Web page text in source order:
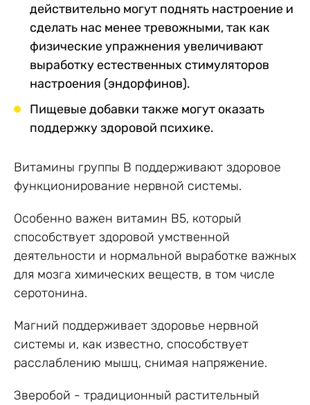
действительно могут поднять настроение и
сделать нас менее тревожными, так как
физические упражнения увеличивают
выработку естественных стимуляторов
настроения (эндорфинов).
Пищевые добавки также могут оказать
поддержку здоровой психике.
Витамины группы В поддерживают здоровое
функционирование нервной системы.
Особенно важен витамин B5, который
способствует здоровой умственной
деятельности и нормальной выработке важных
для мозга химических веществ, в том числе
серотонина.
Магний поддерживает здоровье нервной
системы и, как известно, способствует
расслаблению мышц, снимая напряжение.
Зверобой - традиционный растительный